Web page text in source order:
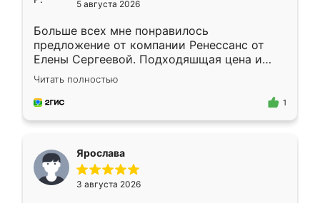
5 августа 2026
Больше всех мне понравилось
предложение от компании Ренессанс от
Елены Сергеевой. Подходяшщая цена и
короткие сроки изготовления. Приехавший
для замера сотрудник Владислав
предложил по моему эскизу самый
Читать полностью
1
Ярослава
3 августа 2026